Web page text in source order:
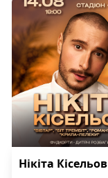
Нікіта Кісельов